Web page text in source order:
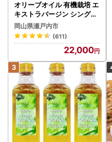
オリーブオイル 有機栽培 エ
キストラバージン シングル
2本 オリーブオイル
岡山県瀬戸内市
(611)
22,000